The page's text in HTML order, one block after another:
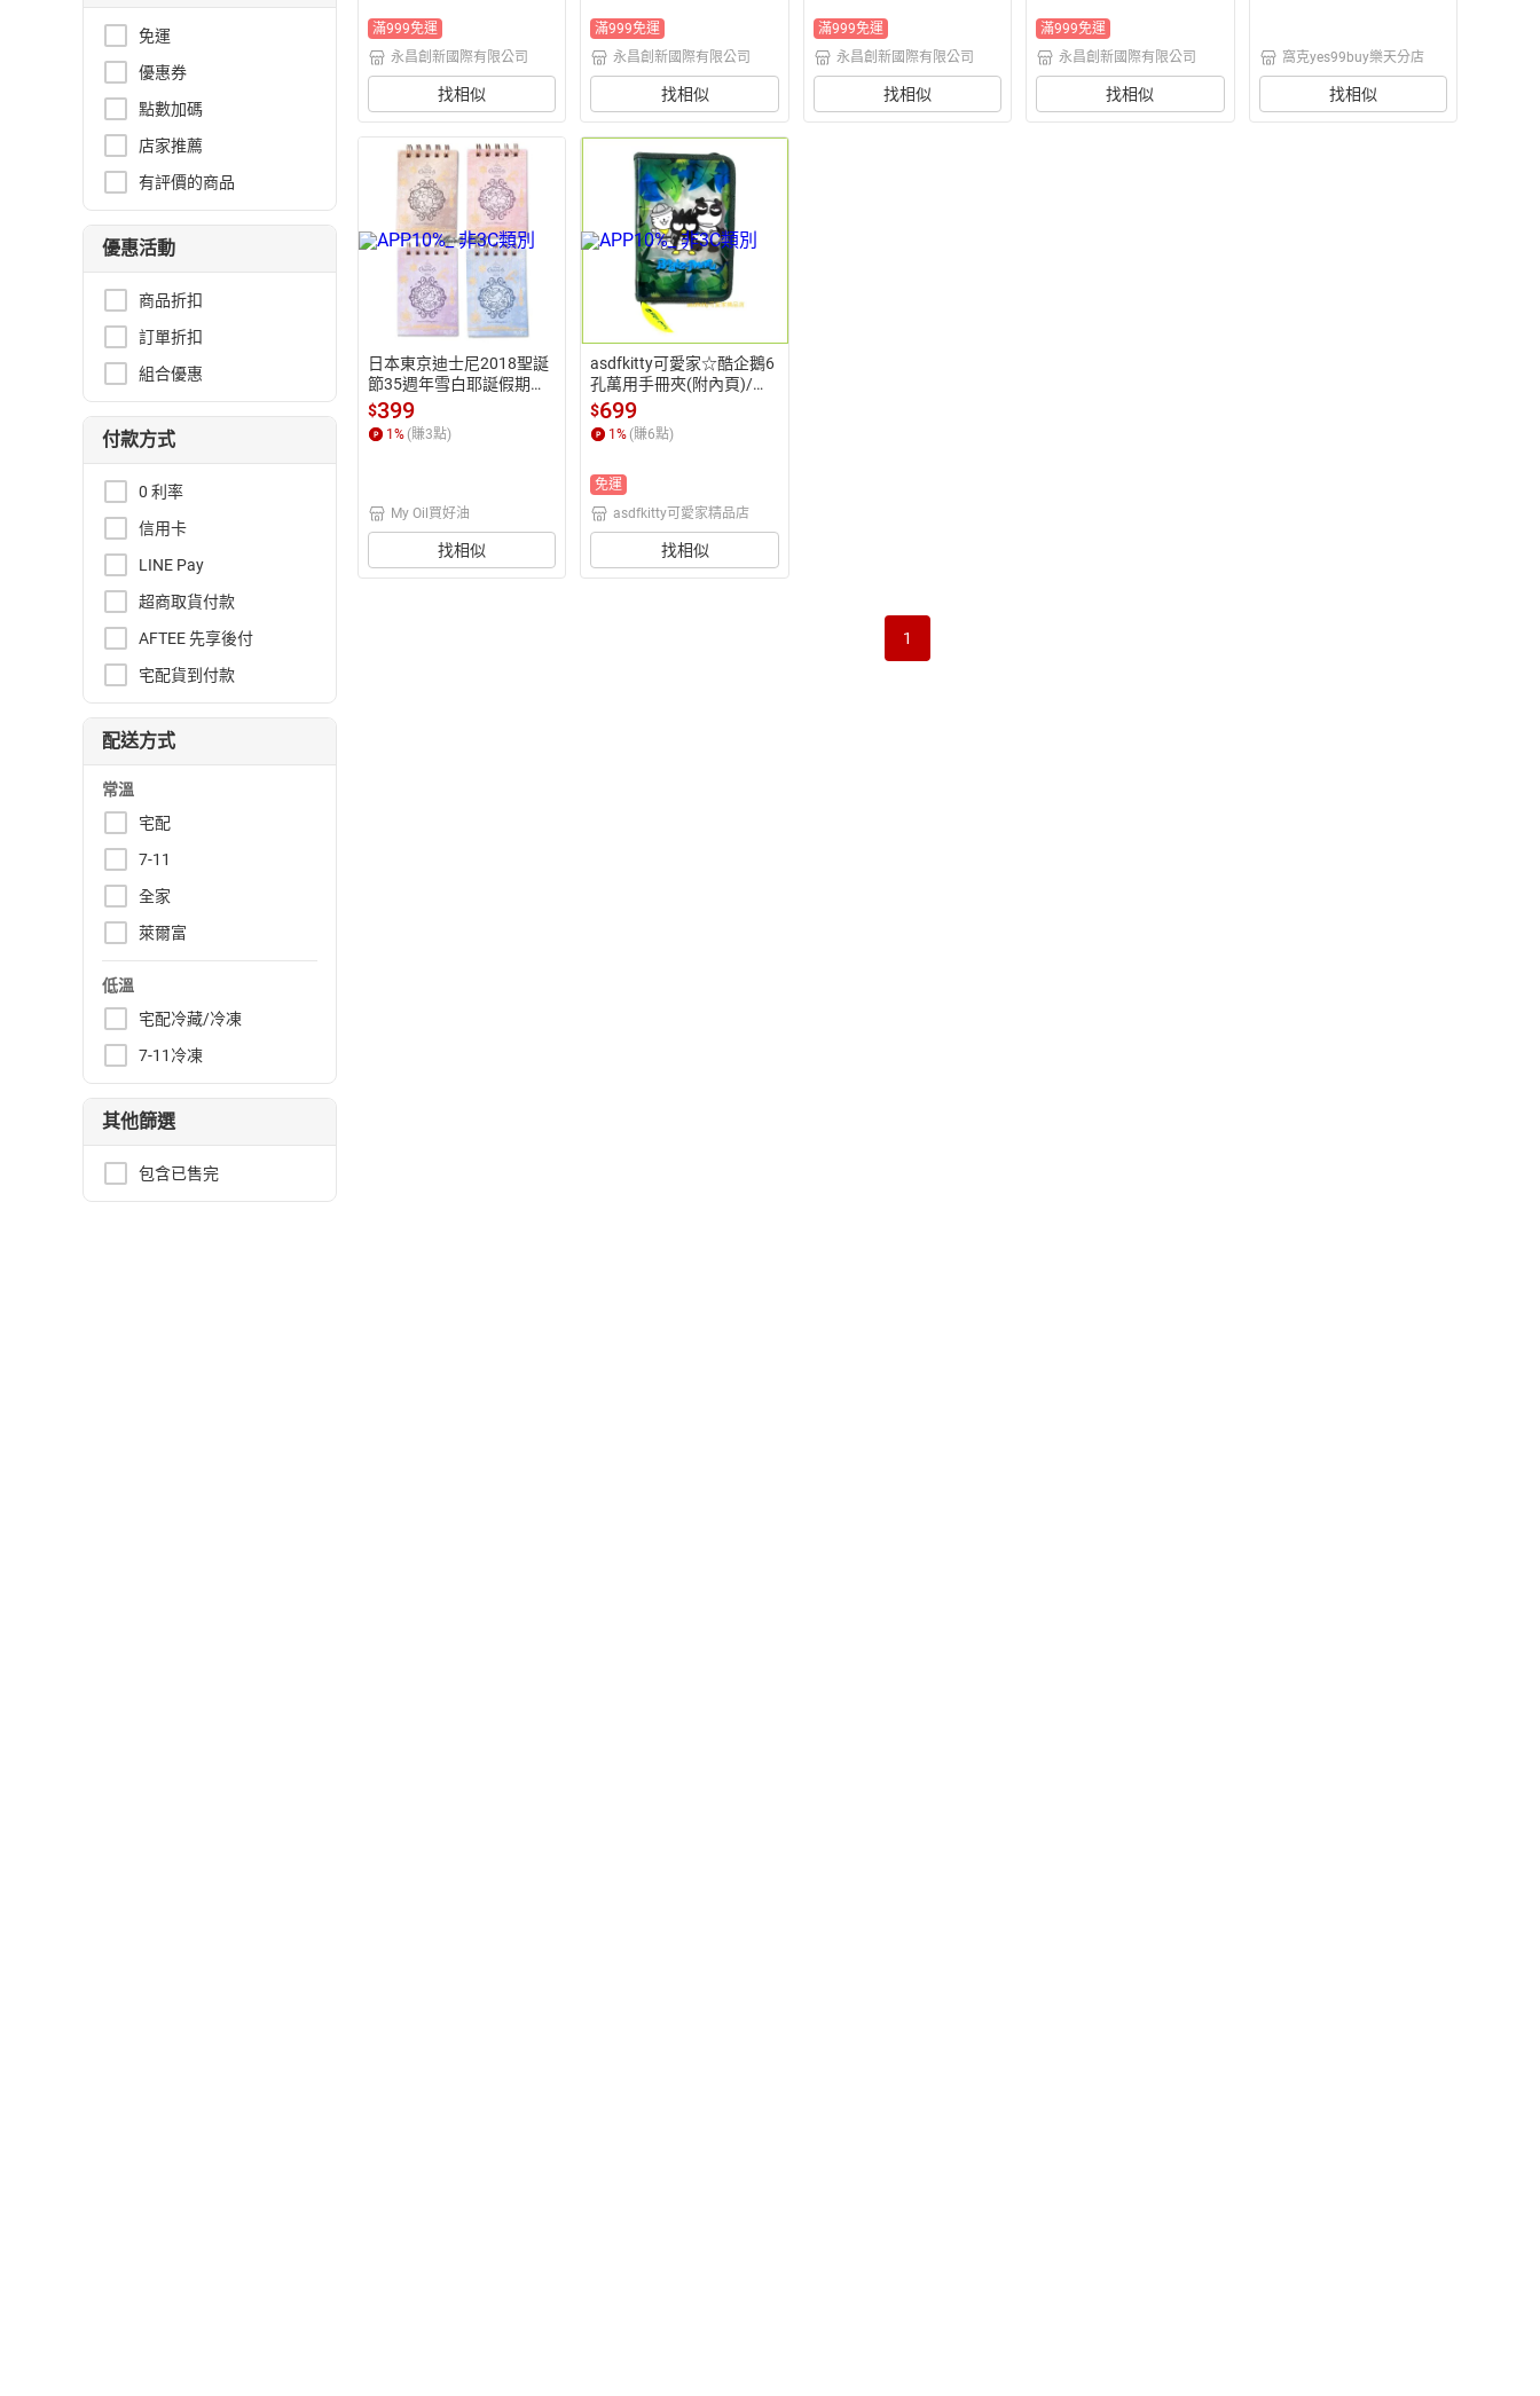
免運
優惠券
點數加碼
店家推薦
有評價的商品
優惠活動
商品折扣
訂單折扣
組合優惠
付款方式
0 利率
信用卡
LINE Pay
超商取貨付款
AFTEE 先享後付
宅配貨到付款
配送方式
常溫
宅配
7-11
全家
萊爾富
低溫
宅配冷藏/冷凍
7-11冷凍
其他篩選
包含已售完
8/31止
滿999免運
永昌創新國際有限公司
找相似
8/31止
滿999免運
永昌創新國際有限公司
找相似
止
滿999免運
永昌創新國際有限公司
找相似
止
滿999免運
永昌創新國際有限公司
找相似
窩克yes99buy樂天分店
找相似
日本東京迪士尼2018聖誕
節35週年雪白耶誕假期米
奇米妮英式浪漫優雅英倫
風雕花便條紙筆記本-現貨
$399
1 % (賺3點)
My Oil買好油
找相似
asdfkitty可愛家☆酷企鵝6
孔萬用手冊夾(附內頁)/行
事曆/萬年曆-2000年絕版
商品-日本正版商品
$699
1% (賺6點)
免運
asdfkitty可愛家精品店
找相似
1